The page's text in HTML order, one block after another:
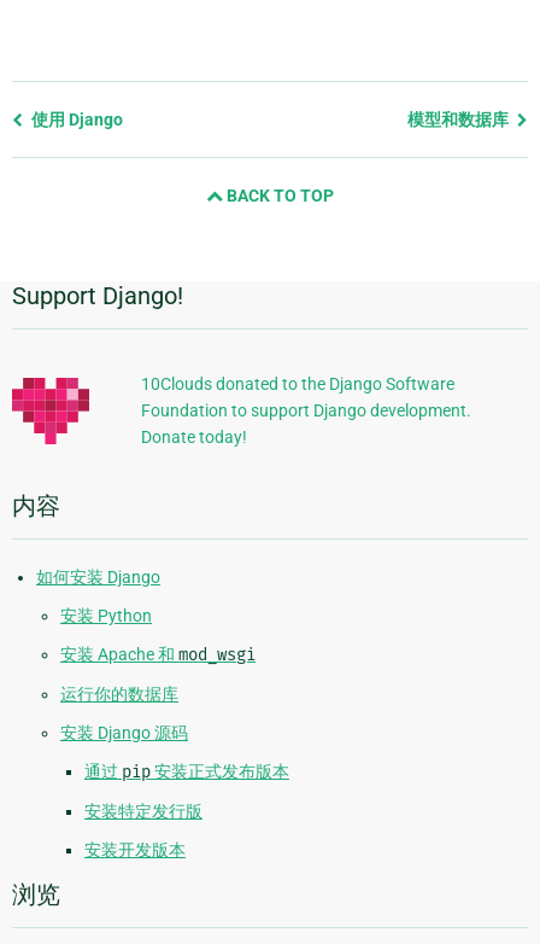
Previous
使用 Django 模型和数据库
BACK TO TOP
附
加
信
息
Support Django!
10Clouds donated to the Django Software
Foundation to support Django development.
Donate today!
内容
如何安装 Django
安装 Python
安装 Apache 和 mod_wsgi
运行你的数据库
安装 Django 源码
通过 pip安装正式发布版本
安装特定发行版
安装开发版本
浏览